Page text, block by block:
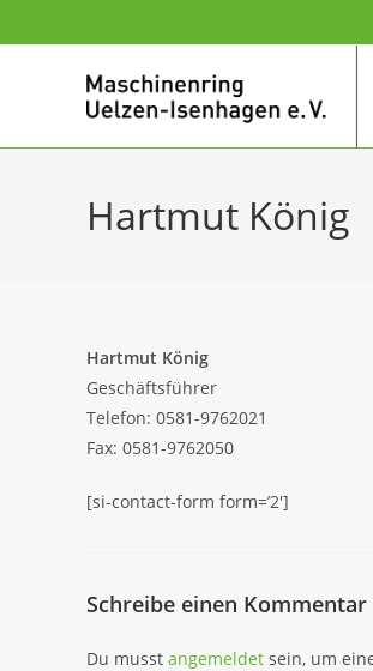
Hartmut König
Hartmut König
Geschäftsführer
Telefon: 0581-9762021
Fax: 0581-9762050
[si-contact-form form=’2′]
Schreibe einen Kommentar
Du musst angemeldet sein, um